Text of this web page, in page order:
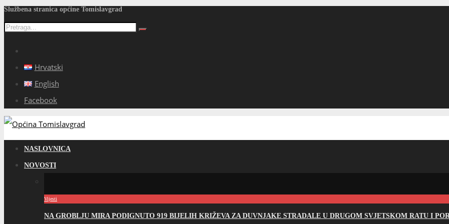
Službena stranica općine Tomislavgrad
Hrvatski
English
Facebook
NASLOVNICA
NOVOSTI
Vijesti
NA GROBLJU MIRA PODIGNUTO 919 BIJELIH KRIŽEVA ZA DUVNJAKE STRADALE U DRUGOM SVJETSKOM RATU I